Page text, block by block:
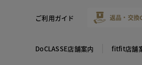
ご利用ガイド 返品・交換
DoCLASSE店舗案内 fitfit店舗